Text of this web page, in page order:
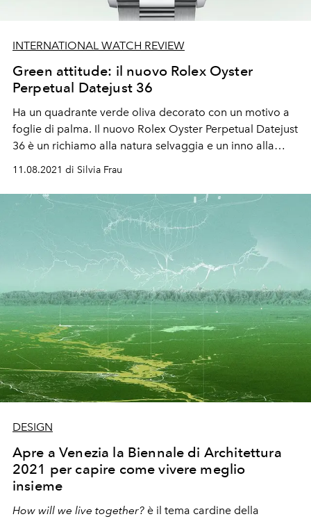
INTERNATIONAL WATCH REVIEW
Green attitude: il nuovo Rolex Oyster
Perpetual Datejust 36
Ha un quadrante verde oliva decorato con un motivo a
foglie di palma. Il nuovo Rolex Oyster Perpetual Datejust
36 è un richiamo alla natura selvaggia e un inno alla
11.08.2021 di Silvia Frau
DESIGN
Apre a Venezia la Biennale di Architettura
2021 per capire come vivere meglio
insieme
How will we live together? è il tema cardine della